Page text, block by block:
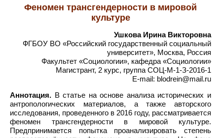
Феномен трансгендерности в мировой
культуре
Ушкова Ирина Викторовна
ФГБОУ ВО «Российский государственный социальный
университет», Москва, Россия
Факультет «Социологии», кафедра «Социологии»
Магистрант, 2 курс, группа СОЦ-М-1-З-2016-1
E-mail: blodrein@mail.ru
Аннотация. В статье на основе анализа исторических и
антропологических материалов, а также авторского
исследования, проведенного в 2016 году, рассматривается
феномен трансгендерности в мировой культуре.
Предпринимается попытка проанализировать степень